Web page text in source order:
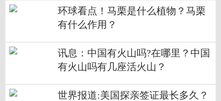
环球看点！马栗是什么植物？马栗
有什么作用？
讯息：中国有火山吗?在哪里？中国
有火山吗有几座活火山？
世界报道:美国探亲签证最长多久？